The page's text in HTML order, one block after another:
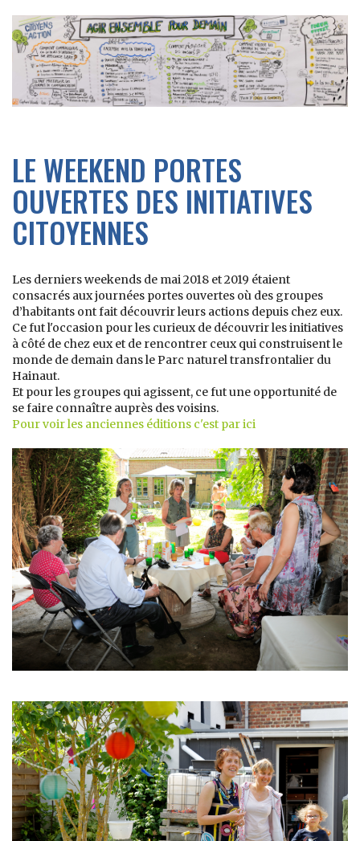
LE WEEKEND PORTES
OUVERTES DES INITIATIVES
CITOYENNES
Les derniers weekends de mai 2018 et 2019 étaient
consacrés aux journées portes ouvertes où des groupes
d’habitants ont fait découvrir leurs actions depuis chez eux.
Ce fut l'occasion pour les curieux de découvrir les initiatives
à côté de chez eux et de rencontrer ceux qui construisent le
monde de demain dans le Parc naturel transfrontalier du
Hainaut.
Et pour les groupes qui agissent, ce fut une opportunité de
se faire connaître auprès des voisins.
Pour voir les anciennes éditions c'est par ici